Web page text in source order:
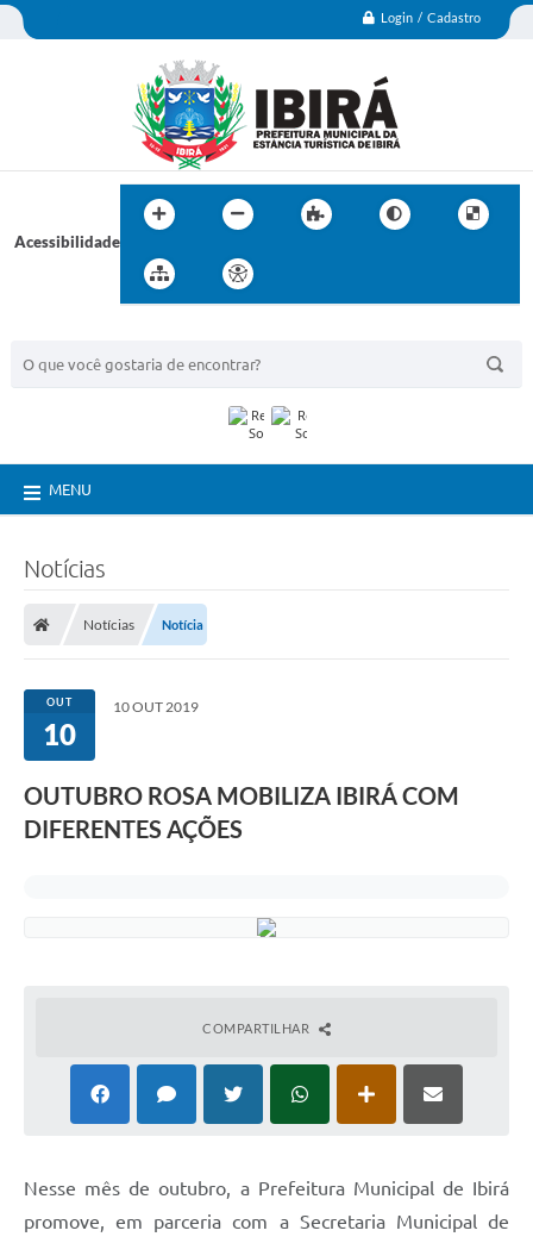
Login / Cadastro
Acessibilidade
MENU
Notícias
Notícias Notícia
OUT
10
10 OUT 2019
OUTUBRO ROSA MOBILIZA IBIRÁ COM
DIFERENTES AÇÕES
COMPARTILHAR
Nesse mês de outubro, a Prefeitura Municipal de Ibirá
promove, em parceria com a Secretaria Municipal de